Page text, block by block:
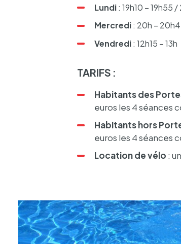
Lundi: 19h10 – 19h55
Mercredi: 20h –
Vendredi: 12h15 – 13h
TARIFS :
Habi­tants des
euros les 4 séances
Habi­tants hors
euros les 4 séances
Loca­tion de vélo :